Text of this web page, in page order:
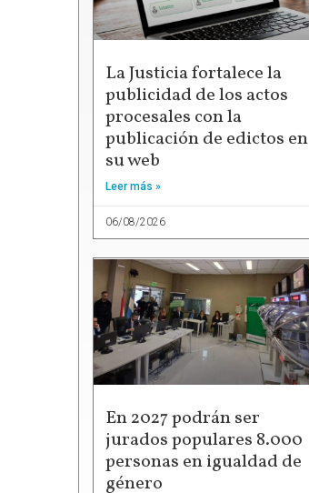
La Justicia fortalece la
publicidad de los actos
procesales con la
publicación de edictos en
su web
Leer más »
06/08/2026
En 2027 podrán ser
jurados populares 8.000
personas en igualdad de
género